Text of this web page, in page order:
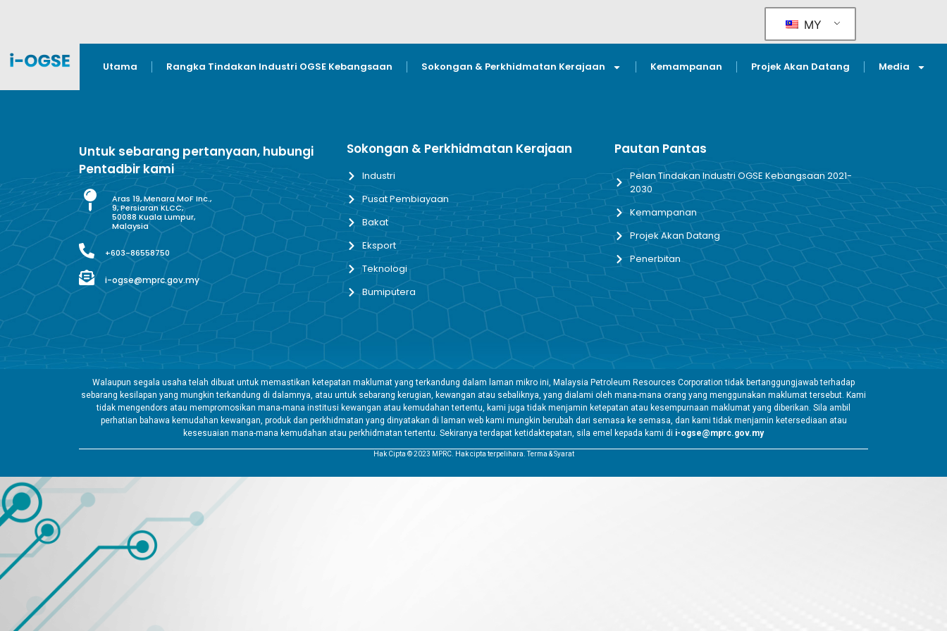
MY
Utama Rangka Tindakan Industri OGSE Kebangsaan Sokongan & Perkhidmatan Kerajaan Kemampanan Projek Akan Datang Media
Untuk sebarang pertanyaan, hubungi
Pentadbir kami
Aras 19, Menara MoF Inc.,
9, Persiaran KLCC,
50088 Kuala Lumpur,
Malaysia
+603-86558750
i-ogse@mprc.gov.my
Sokongan & Perkhidmatan Kerajaan
Industri
Pusat Pembiayaan
Bakat
Eksport
Teknologi
Bumiputera
Pautan Pantas
Pelan Tindakan Industri OGSE Kebangsaan 2021-
2030
Kemampanan
Projek Akan Datang
Penerbitan
Walaupun segala usaha telah dibuat untuk memastikan ketepatan maklumat yang terkandung dalam laman mikro ini, Malaysia Petroleum Resources Corporation tidak bertanggungjawab terhadap
sebarang kesilapan yang mungkin terkandung di dalamnya, atau untuk sebarang kerugian, kewangan atau sebaliknya, yang dialami oleh mana-mana orang yang menggunakan maklumat tersebut. Kami
tidak mengendors atau mempromosikan mana-mana institusi kewangan atau kemudahan tertentu, kami juga tidak menjamin ketepatan atau kesempurnaan maklumat yang diberikan. Sila ambil
perhatian bahawa kemudahan kewangan, produk dan perkhidmatan yang dinyatakan di laman web kami mungkin berubah dari semasa ke semasa, dan kami tidak menjamin ketersediaan atau
kesesuaian mana-mana kemudahan atau perkhidmatan tertentu. Sekiranya terdapat ketidaktepatan, sila emel kepada kami di i-ogse@mprc.gov.my
Hak Cipta © 2023 MPRC. Hak cipta terpelihara. Terma & Syarat